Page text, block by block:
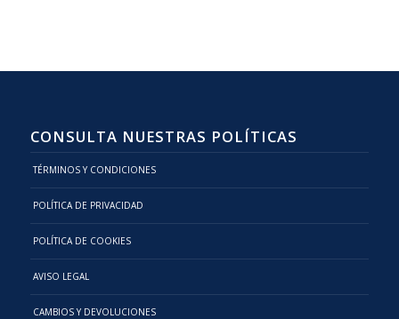
CONSULTA NUESTRAS POLÍTICAS
TÉRMINOS Y CONDICIONES
POLÍTICA DE PRIVACIDAD
POLÍTICA DE COOKIES
AVISO LEGAL
CAMBIOS Y DEVOLUCIONES